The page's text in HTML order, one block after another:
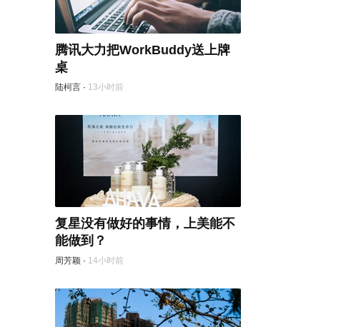
腾讯大力把WorkBuddy送上牌
桌
陆柯言 · 13小时前
复星没有做好的事情，上美能不
能做到？
周芳颖 · 14小时前